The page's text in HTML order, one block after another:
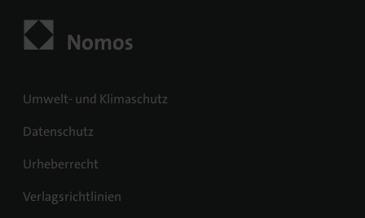
Umwelt- und Klimaschutz
Datenschutz
Urheberrecht
Verlagsrichtlinien